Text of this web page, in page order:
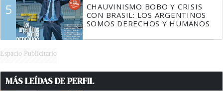
5
CHAUVINISMO BOBO Y CRISIS
CON BRASIL: LOS ARGENTINOS
SOMOS DERECHOS Y HUMANOS
Espacio Publicitario
MÁS LEÍDAS DE PERFIL